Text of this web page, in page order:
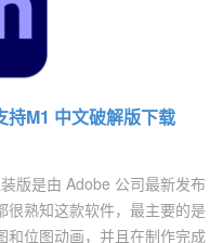
M1 中文破解版下载
版是由 Adobe 公司最新发布
很熟知这款软件，最主要的是
和位图动画，并且在制作完成